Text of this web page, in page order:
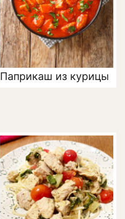
Паприкаш из курицы